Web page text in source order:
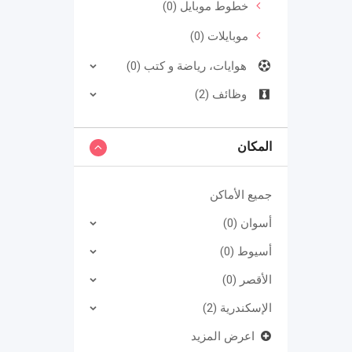
خطوط موبايل (0)
موبايلات (0)
هوايات، رياضة و كتب (0)
وظائف (2)
المكان
جميع الأماكن
أسوان (0)
أسيوط (0)
الأقصر (0)
الإسكندرية (2)
اعرض المزيد